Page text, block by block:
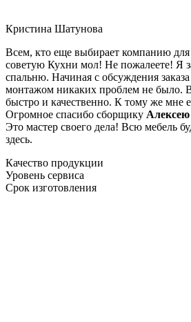
Кристина Шатунова
Всем, кто еще выбирает компанию для
советую Кухни мол! Не пожалеете! Я
спальню. Начиная с обсуждения
монтажом никаких проблем не было.
быстро и качественно. К тому же мне
Огромное спасибо сборщику Алексею
Это мастер своего дела! Всю мебель
здесь.
Качество продукции
Уровень сервиса
Срок изготовления